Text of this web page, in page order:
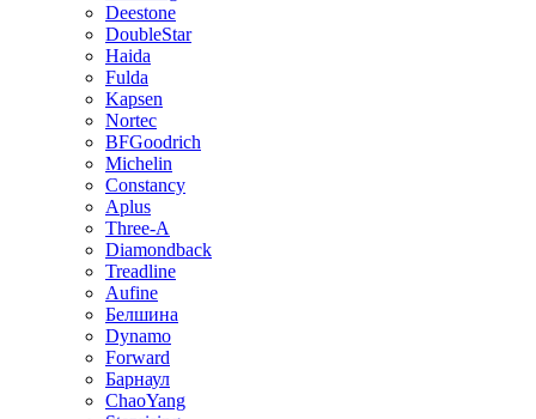
Deestone
DoubleStar
Haida
Fulda
Kapsen
Nortec
BFGoodrich
Michelin
Constancy
Aplus
Three-A
Diamondback
Treadline
Aufine
Белшина
Dynamo
Forward
Барнаул
ChaoYang